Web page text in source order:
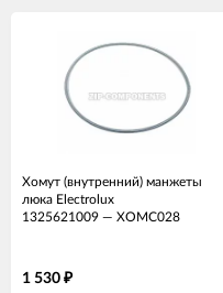
Хомут (внутренний) манжеты
люка Electrolux
1325621009 — ХОМС028
1 530 ₽